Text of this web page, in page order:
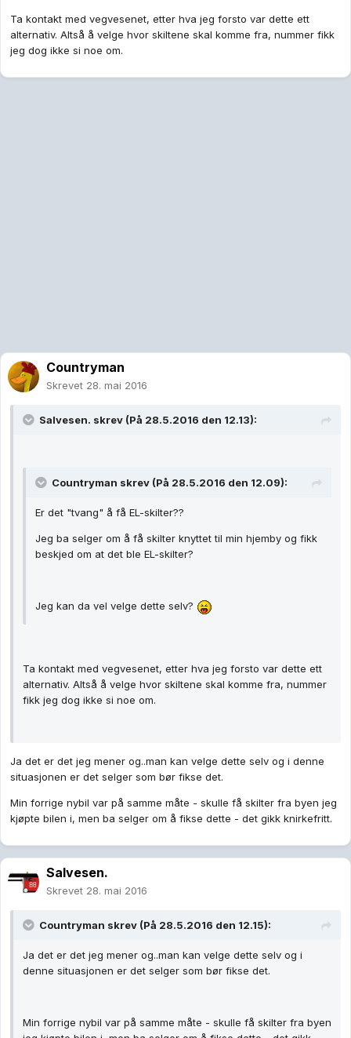
Ta kontakt med vegvesenet, etter hva jeg forsto var dette ett
alternativ. Altså å velge hvor skiltene skal komme fra, nummer fikk
jeg dog ikke si noe om.
Countryman
Skrevet 28. mai 2016
Salvesen. skrev (På 28.5.2016 den 12.13):
Countryman skrev (På 28.5.2016 den 12.09):
Er det "tvang" å få EL-skilter??
Jeg ba selger om å få skilter knyttet til min hjemby og fikk
beskjed om at det ble EL-skilter?
Jeg kan da vel velge dette selv?
Ta kontakt med vegvesenet, etter hva jeg forsto var dette ett
alternativ. Altså å velge hvor skiltene skal komme fra, nummer
fikk jeg dog ikke si noe om.
Ja det er det jeg mener og..man kan velge dette selv og i denne
situasjonen er det selger som bør fikse det.
Min forrige nybil var på samme måte - skulle få skilter fra byen jeg
kjøpte bilen i, men ba selger om å fikse dette - det gikk knirkefritt.
Salvesen.
Skrevet 28. mai 2016
Countryman skrev (På 28.5.2016 den 12.15):
Ja det er det jeg mener og..man kan velge dette selv og i
denne situasjonen er det selger som bør fikse det.
Min forrige nybil var på samme måte - skulle få skilter fra byen